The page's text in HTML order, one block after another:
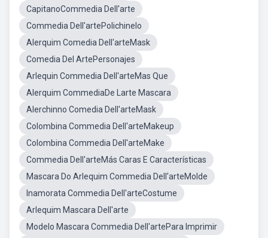
CapitanoCommedia Dell'arte
Commedia Dell'artePolichinelo
Alerquim Comedia Dell'arteMask
Comedia Del ArtePersonajes
Arlequin Commedia Dell'arteMas Que
Alerquim CommediaDe Larte Mascara
Alerchinno Comedia Dell'arteMask
Colombina Commedia Dell'arteMakeup
Colombina Commedia Dell'arteMake
Commedia Dell'arteMás Caras E Características
Mascara Do Arlequim Commedia Dell'arteMolde
Inamorata Commedia Dell'arteCostume
Arlequim Mascara Dell'arte
Modelo Mascara Commedia Dell'artePara Imprimir